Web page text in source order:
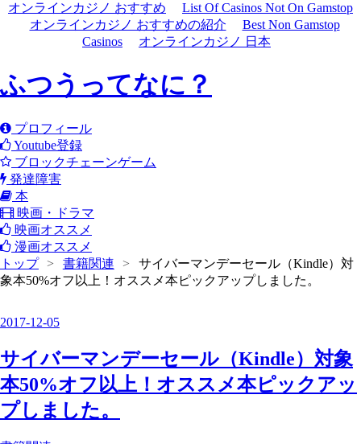
オンラインカジノ おすすめ
List Of Casinos Not On Gamstop
オンラインカジノ おすすめの紹介
Best Non Gamstop
Casinos
オンラインカジノ 日本
ふつうってなに？
プロフィール
Youtube登録
ブロックチェーンゲーム
発達障害
本
映画・ドラマ
映画オススメ
漫画オススメ
トップ
> 書籍関連 >
サイバーマンデーセール（Kindle）対
象本50%オフ以上！オススメ本ピックアップしました。
2017-12-05
サイバーマンデーセール（Kindle）対象
本50%オフ以上！オススメ本ピックアッ
プしました。